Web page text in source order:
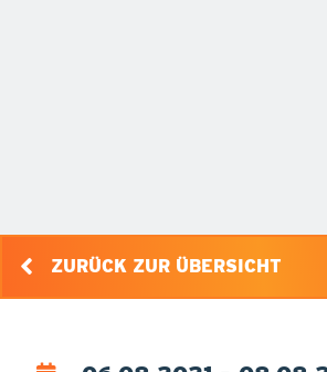
ZURÜCK ZUR ÜBERSICHT